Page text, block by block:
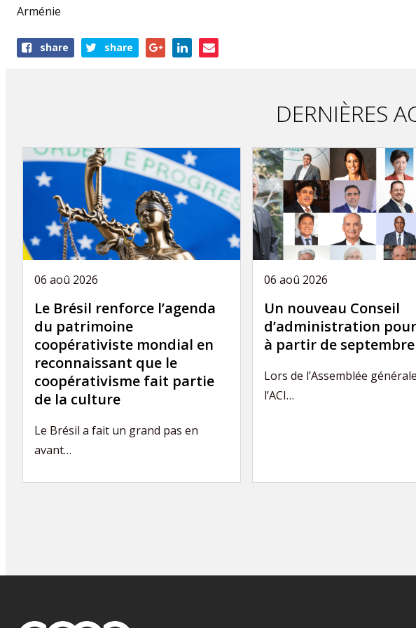
Arménie
Shareshare share
DERNIÈRES
06 aoû 2026
Le Brésil renforce l’agenda
du patrimoine
coopérativiste mondial en
reconnaissant que le
coopérativisme fait partie
de la culture
Le Brésil a fait un grand pas en
avant…
06 aoû 2026
Un nouveau Conseil
d’administration pour
à partir de septembre
Lors de l’Assemblée
l’ACI…